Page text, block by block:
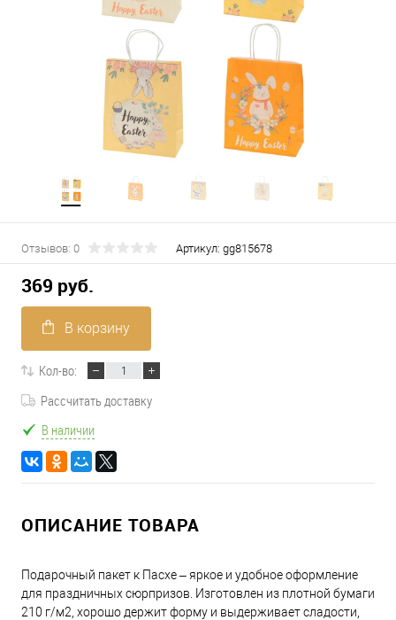
Отзывов: 0 Артикул: gg815678
369 руб.
В корзину
Кол-во:
Рассчитать доставку
В наличии
ОПИСАНИЕ ТОВАРА
Подарочный пакет к Пасхе – яркое и удобное оформление
для праздничных сюрпризов. Изготовлен из плотной бумаги
210 г/м2, хорошо держит форму и выдерживает сладости,